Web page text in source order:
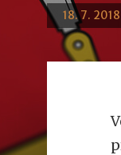
18. 7.